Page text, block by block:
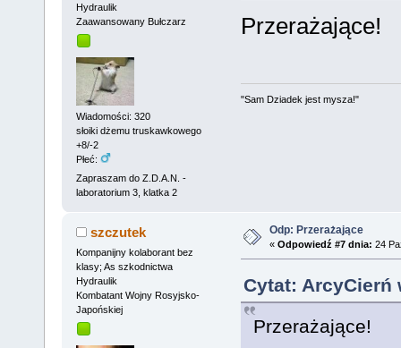
Hydraulik
Zaawansowany Bułczarz
Wiadomości: 320
słoiki dżemu truskawkowego
+8/-2
Płeć:
Zapraszam do Z.D.A.N. -
laboratorium 3, klatka 2
Przerażające!
"Sam Dziadek jest mysza!"
szczutek
Kompanijny kolaborant bez
klasy; As szkodnictwa
Hydraulik
Kombatant Wojny Rosyjsko-
Japońskiej
Odp: Przerażające
« Odpowiedź #7 dnia: 24
Cytat: ArcyCierń
Przerażające!